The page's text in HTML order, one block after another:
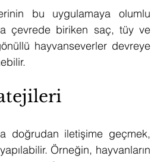
bu uygulamaya olumlu
çevrede biriken saç, tüy ve
hayvanseverler devreye
doğrudan iletişime geçmek,
Örneğin, hayvanların